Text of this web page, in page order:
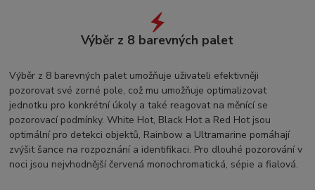
Výběr z 8 barevných palet
Výběr z 8 barevných palet umožňuje uživateli efektivněji
pozorovat své zorné pole, což mu umožňuje optimalizovat
jednotku pro konkrétní úkoly a také reagovat na měnící se
pozorovací podmínky. White Hot, Black Hot a Red Hot jsou
optimální pro detekci objektů, Rainbow a Ultramarine pomáhají
zvýšit šance na rozpoznání a identifikaci. Pro dlouhé pozorování v
noci jsou nejvhodnější červená monochromatická, sépie a fialová.